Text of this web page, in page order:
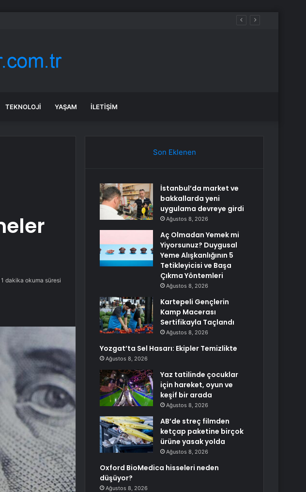
Alışkanlığının 5 Tetikleyicisi ve Başa Çıkma Yöntemleri
TEKNOLOJI YAŞAM İLETIŞIM
1 dakika okuma süresi
Son Eklenen
İstanbul’da market ve
bakkallarda yeni
uygulama devreye girdi
Ağustos 8, 2026
Aç Olmadan Yemek mi
Yiyorsunuz? Duygusal
Yeme Alışkanlığının 5
Tetikleyicisi ve Başa
Çıkma Yöntemleri
Ağustos 8, 2026
Kartepeli Gençlerin
Kamp Macerası
Sertifikayla Taçlandı
Ağustos 8, 2026
Yozgat’ta Sel Hasarı: Ekipler Temizlikte
Ağustos 8, 2026
Yaz tatilinde çocuklar
için hareket, oyun ve
keşif bir arada
Ağustos 8, 2026
AB’de streç filmden
ketçap paketine birçok
ürüne yasak yolda
Ağustos 8, 2026
Oxford BioMedica hisseleri neden
düşüyor?
Ağustos 8, 2026